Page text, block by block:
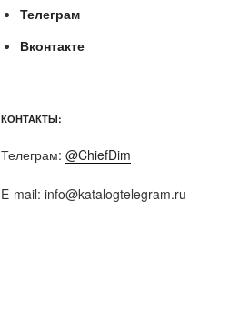
Телеграм
Вконтакте
КОНТАКТЫ:
Телеграм: @ChiefDim
E-mail: info@katalogtelegram.ru